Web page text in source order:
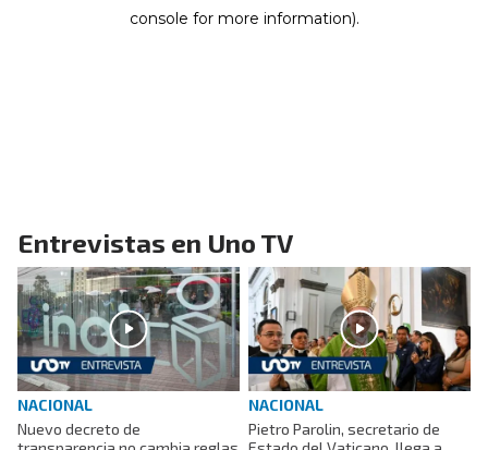
Entrevistas en Uno TV
NACIONAL
Nuevo decreto de
NACIONAL
Pietro Parolin, secretario de